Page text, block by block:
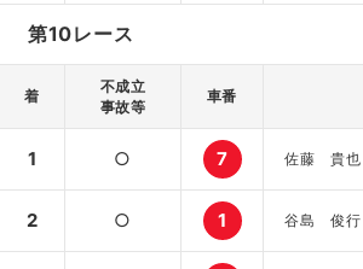
第10レース
着
不成立
事故等
車番
1 ○ 7 佐藤 貴也
2 ○ 1 谷島 俊行